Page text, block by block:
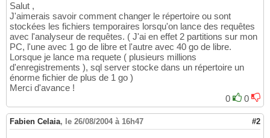
Salut ,
J'aimerais savoir comment changer le répertoire ou sont
stockées les fichiers temporaires lorsqu'on lance des requêtes
avec l'analyseur de requêtes. ( J'ai en effet 2 partitions sur mon
PC, l'une avec 1 go de libre et l'autre avec 40 go de libre.
Lorsque je lance ma requete ( plusieurs millions
d'enregistrements ), sql server stocke dans un répertoire un
énorme fichier de plus de 1 go )
Merci d'avance !
0
0
Fabien Celaia, le 26/08/2004 à 16h47 #2